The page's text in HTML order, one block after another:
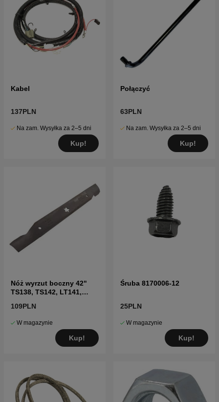
Kabel
137PLN
Na zam. Wysyłka za 2–5 dni
Kup!
Połączyć
63PLN
Na zam. Wysyłka za 2–5 dni
Kup!
Nóż wyrzut boczny 42"
TS138, TS142, LT141,
109PLN
W magazynie
Kup!
Śruba 8170006-12
25PLN
W magazynie
Kup!